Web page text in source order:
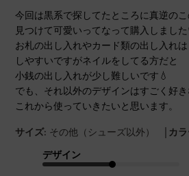
今回は黒系で探してたところに真逆の
見つけて可愛いってなって購入しまし
お札の出し入れやカード類の出し入れは
しやすいですがネイルをしてる方だと
小銭の出し入れが少し難しいです💧
でも、それ以外のデザインはすごく好
これから使っていきたいと思います。
サイズ: その他（シューズ以外） | カ
デザイン